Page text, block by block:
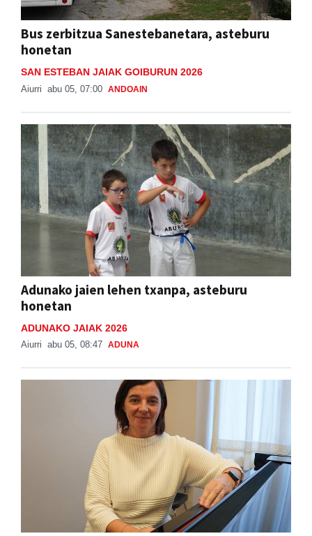
Bus zerbitzua Sanestebanetara, asteburu
honetan
SAN ESTEBAN JAIAK GOIBURUN 2026
Aiurri abu 05, 07:00 ANDOAIN
Adunako jaien lehen txanpa, asteburu
honetan
ADUNAKO JAIAK 2026
Aiurri abu 05, 08:47 ADUNA